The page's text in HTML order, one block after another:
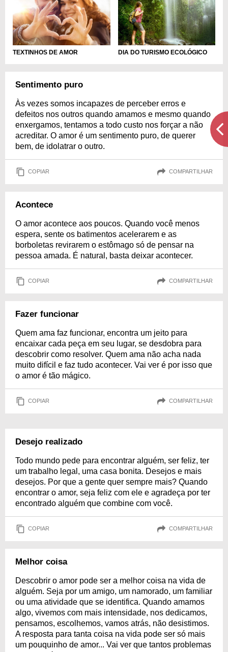
TEXTINHOS DE AMOR DIA DO TURISMO ECOLÓGICO
Sentimento puro
Às vezes somos incapazes de perceber erros e
defeitos nos outros quando amamos e mesmo quando
enxergamos, tentamos a todo custo nos forçar a não
acreditar. O amor é um sentimento puro, de querer
bem, de idolatrar o outro.
COPIAR COMPARTILHAR
Acontece
O amor acontece aos poucos. Quando você menos
espera, sente os batimentos acelerarem e as
borboletas revirarem o estômago só de pensar na
pessoa amada. É natural, basta deixar acontecer.
COPIAR COMPARTILHAR
Fazer funcionar
Quem ama faz funcionar, encontra um jeito para
encaixar cada peça em seu lugar, se desdobra para
descobrir como resolver. Quem ama não acha nada
muito difícil e faz tudo acontecer. Vai ver é por isso que
o amor é tão mágico.
COPIAR COMPARTILHAR
Desejo realizado
Todo mundo pede para encontrar alguém, ser feliz, ter
um trabalho legal, uma casa bonita. Desejos e mais
desejos. Por que a gente quer sempre mais? Quando
encontrar o amor, seja feliz com ele e agradeça por ter
encontrado alguém que combine com você.
COPIAR COMPARTILHAR
Melhor coisa
Descobrir o amor pode ser a melhor coisa na vida de
alguém. Seja por um amigo, um namorado, um familiar
ou uma atividade que se identifica. Quando amamos
algo, vivemos com mais intensidade, nos dedicamos,
pensamos, escolhemos, vamos atrás, não desistimos.
A resposta para tanta coisa na vida pode ser só mais
um pouquinho de amor... Vai ver que tantos problemas